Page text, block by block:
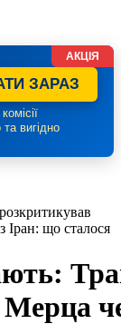
ЗАРАЗ
вигідно
АКЦІЯ
Іран: що сталося